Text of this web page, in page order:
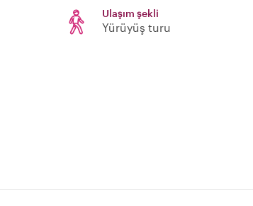
Ulaşım şekli
Yürüyüş turu